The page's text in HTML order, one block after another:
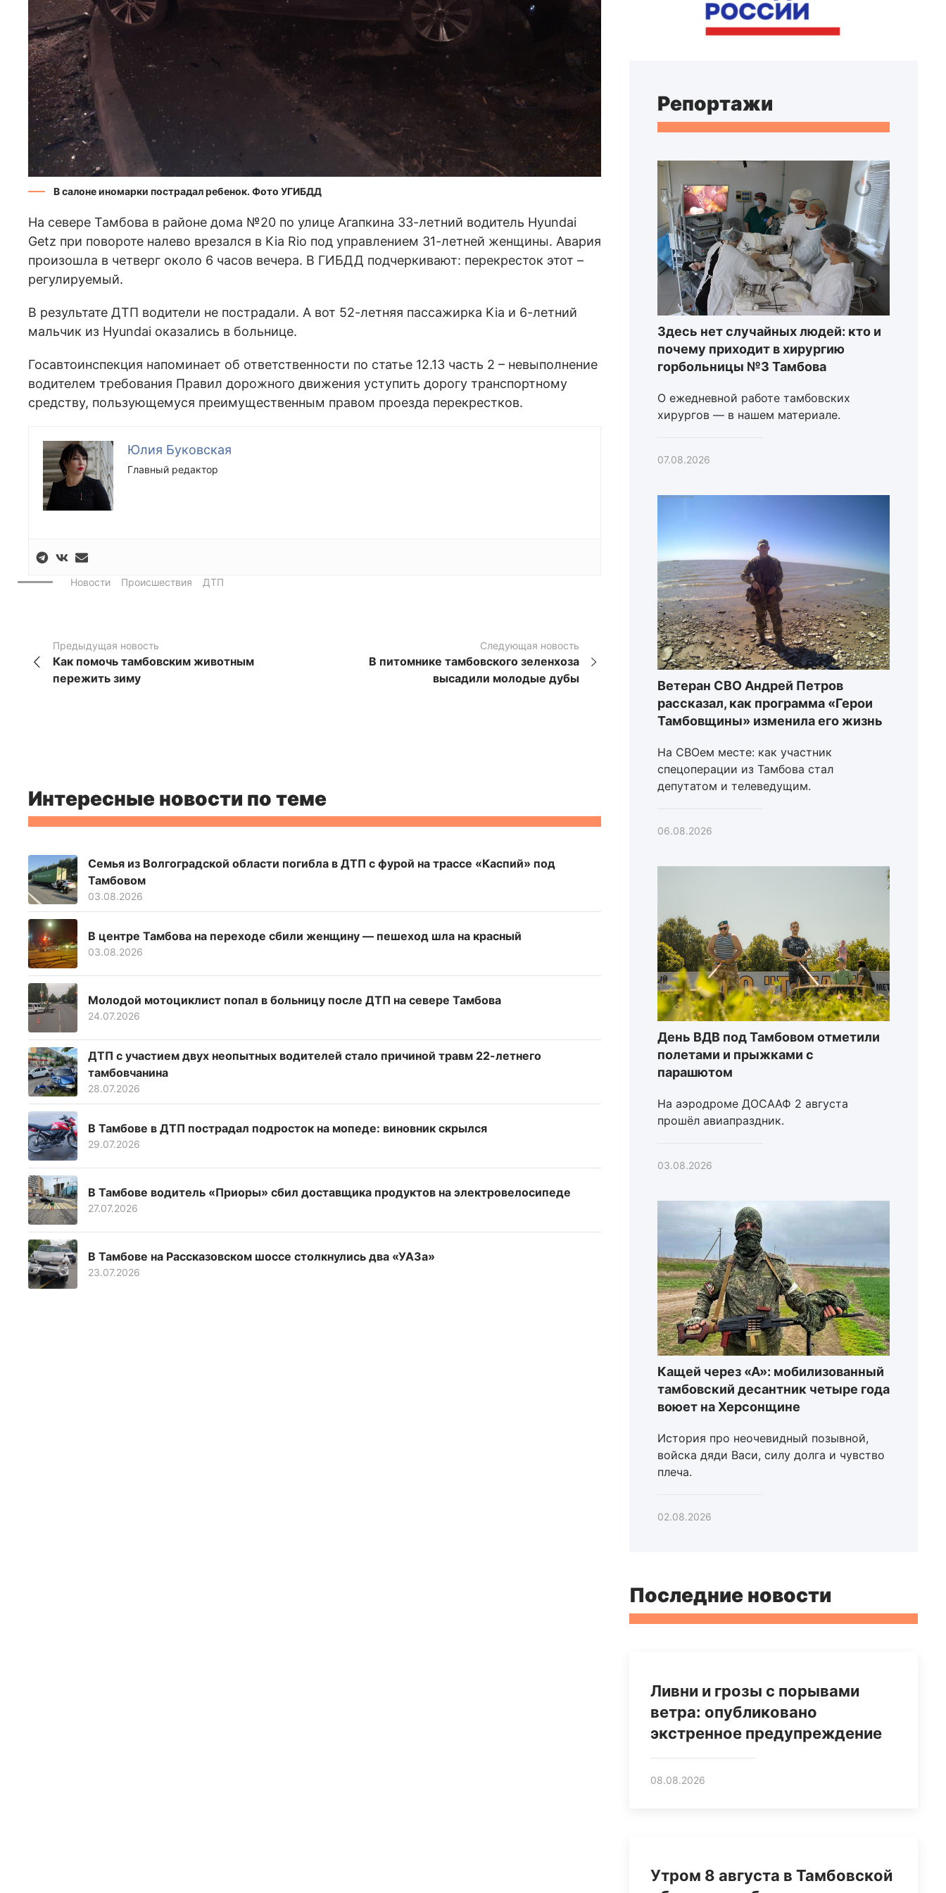
В салоне иномарки пострадал ребенок. Фото УГИБДД
На севере Тамбова в районе дома №20 по улице Агапкина 33-летний водитель Hyundai
Getz при повороте налево врезался в Kia Rio под управлением 31-летней женщины. Авария
произошла в четверг около 6 часов вечера. В ГИБДД подчеркивают: перекресток этот –
регулируемый.
В результате ДТП водители не пострадали. А вот 52-летняя пассажирка Kia и 6-летний
мальчик из Hyundai оказались в больнице.
Госавтоинспекция напоминает об ответственности по статье 12.13 часть 2 – невыполнение
водителем требования Правил дорожного движения уступить дорогу транспортному
средству, пользующемуся преимущественным правом проезда перекрестков.
Юлия Буковская
Главный редактор
Новости Происшествия ДТП
Предыдущая новость
Как помочь тамбовским животным
пережить зиму
Следующая новость
В питомнике тамбовского зеленхоза
высадили молодые дубы
Интересные новости по теме
Семья из Волгоградской области погибла в ДТП с фурой на трассе «Каспий» под
Тамбовом
03.08.2026
В центре Тамбова на переходе сбили женщину — пешеход шла на красный
03.08.2026
Молодой мотоциклист попал в больницу после ДТП на севере Тамбова
24.07.2026
ДТП с участием двух неопытных водителей стало причиной травм 22-летнего
тамбовчанина
28.07.2026
В Тамбове в ДТП пострадал подросток на мопеде: виновник скрылся
29.07.2026
В Тамбове водитель «Приоры» сбил доставщика продуктов на электровелосипеде
27.07.2026
В Тамбове на Рассказовском шоссе столкнулись два «УАЗа»
23.07.2026
Репортажи
Здесь нет случайных людей: кто и
почему приходит в хирургию
горбольницы №3 Тамбова
О ежедневной работе тамбовских
хирургов — в нашем материале.
07.08.2026
Ветеран СВО Андрей Петров
рассказал, как программа «Герои
Тамбовщины» изменила его жизнь
На СВОем месте: как участник
спецоперации из Тамбова стал
депутатом и телеведущим.
06.08.2026
День ВДВ под Тамбовом отметили
полетами и прыжками с
парашютом
На аэродроме ДОСААФ 2 августа
прошёл авиапраздник.
03.08.2026
Кащей через «А»: мобилизованный
тамбовский десантник четыре года
воюет на Херсонщине
История про неочевидный позывной,
войска дяди Васи, силу долга и чувство
плеча.
02.08.2026
Последние новости
Ливни и грозы с порывами
ветра: опубликовано
экстренное предупреждение
08.08.2026
Утром 8 августа в Тамбовской